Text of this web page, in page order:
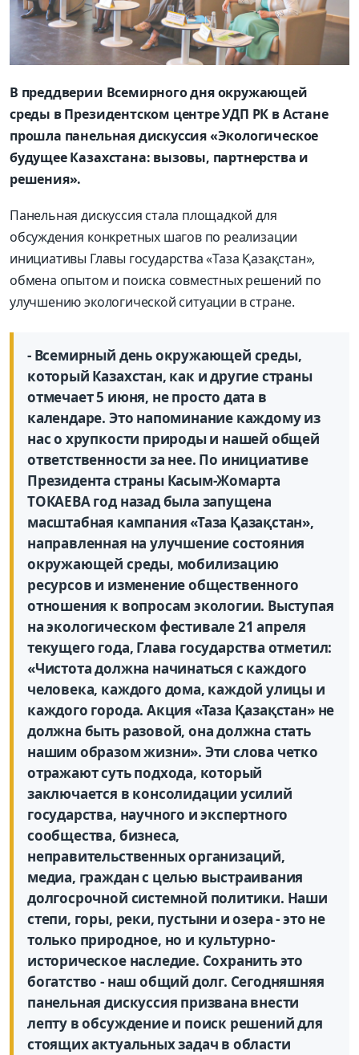
В преддверии Всемирного дня окружающей
среды в Президентском центре УДП РК в Астане
прошла панельная дискуссия «Экологическое
будущее Казахстана: вызовы, партнерства и
решения».
Панельная дискуссия стала площадкой для
обсуждения конкретных шагов по реализации
инициативы Главы государства «Таза Қазақстан»,
обмена опытом и поиска совместных решений по
улучшению экологической ситуации в стране.
- Всемирный день окружающей среды,
который Казахстан, как и другие страны
отмечает 5 июня, не просто дата в
календаре. Это напоминание каждому из
нас о хрупкости природы и нашей общей
ответственности за нее. По инициативе
Президента страны Касым-Жомарта
ТОКАЕВА год назад была запущена
масштабная кампания «Таза Қазақстан»,
направленная на улучшение состояния
окружающей среды, мобилизацию
ресурсов и изменение общественного
отношения к вопросам экологии. Выступая
на экологическом фестивале 21 апреля
текущего года, Глава государства отметил:
«Чистота должна начинаться с каждого
человека, каждого дома, каждой улицы и
каждого города. Акция «Таза Қазақстан» не
должна быть разовой, она должна стать
нашим образом жизни». Эти слова четко
отражают суть подхода, который
заключается в консолидации усилий
государства, научного и экспертного
сообщества, бизнеса,
неправительственных организаций,
медиа, граждан с целью выстраивания
долгосрочной системной политики. Наши
степи, горы, реки, пустыни и озера - это не
только природное, но и культурно-
историческое наследие. Сохранить это
богатство - наш общий долг. Сегодняшняя
панельная дискуссия призвана внести
лепту в обсуждение и поиск решений для
стоящих актуальных задач в области